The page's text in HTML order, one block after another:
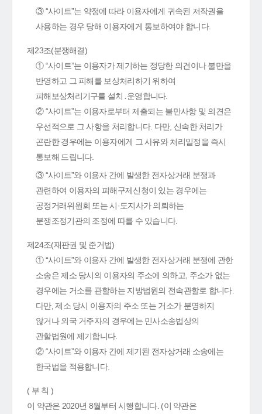
③ “사이트”는 약정에 따라 이용자에게 귀속된 저작권을
사용하는 경우 당해 이용자에게 통보하여야 합니다.
제23조(분쟁해결)
① “사이트”는 이용자가 제기하는 정당한 의견이나 불만을
반영하고 그 피해를 보상처리하기 위하여
피해보상처리기구를 설치․운영합니다.
② “사이트”는 이용자로부터 제출되는 불만사항 및 의견은
우선적으로 그 사항을 처리합니다. 다만, 신속한 처리가
곤란한 경우에는 이용자에게 그 사유와 처리일정을 즉시
통보해 드립니다.
③ “사이트”와 이용자 간에 발생한 전자상거래 분쟁과
관련하여 이용자의 피해구제신청이 있는 경우에는
공정거래위원회 또는 시·도지사가 의뢰하는
분쟁조정기관의 조정에 따를 수 있습니다.
제24조(재판권 및 준거법)
① “사이트”와 이용자 간에 발생한 전자상거래 분쟁에 관한
소송은 제소 당시의 이용자의 주소에 의하고, 주소가 없는
경우에는 거소를 관할하는 지방법원의 전속관할로 합니다.
다만, 제소 당시 이용자의 주소 또는 거소가 분명하지
않거나 외국 거주자의 경우에는 민사소송법상의
관할법원에 제기합니다.
② “사이트”와 이용자 간에 제기된 전자상거래 소송에는
한국법을 적용합니다.
( 부 칙 )
이 약관은 2020년 8월부터 시행합니다. (이 약관은